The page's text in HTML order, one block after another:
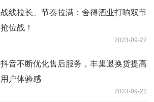
战线拉长、节奏拉满：舍得酒业打响双节
抢位战！
2023-09-22
抖音不断优化售后服务，丰巢退换货提高
用户体验感
2023-09-22